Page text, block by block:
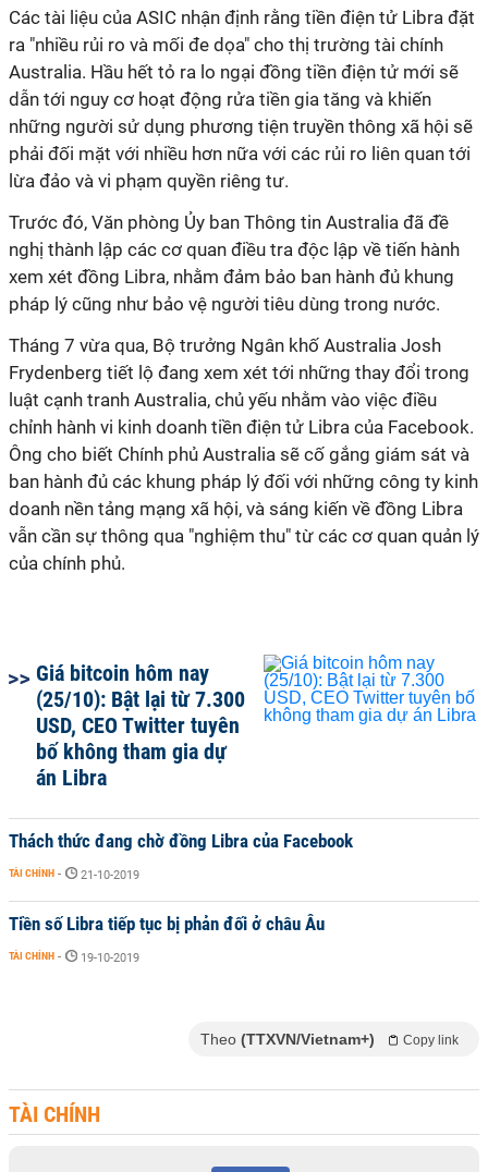
Các tài liệu của ASIC nhận định rằng tiền điện tử Libra đặt
ra "nhiều rủi ro và mối đe dọa" cho thị trường tài chính
Australia. Hầu hết tỏ ra lo ngại đồng tiền điện tử mới sẽ
dẫn tới nguy cơ hoạt động rửa tiền gia tăng và khiến
những người sử dụng phương tiện truyền thông xã hội sẽ
phải đối mặt với nhiều hơn nữa với các rủi ro liên quan tới
lừa đảo và vi phạm quyền riêng tư.
Trước đó, Văn phòng Ủy ban Thông tin Australia đã đề
nghị thành lập các cơ quan điều tra độc lập về tiến hành
xem xét đồng Libra, nhằm đảm bảo ban hành đủ khung
pháp lý cũng như bảo vệ người tiêu dùng trong nước.
Tháng 7 vừa qua, Bộ trưởng Ngân khố Australia Josh
Frydenberg tiết lộ đang xem xét tới những thay đổi trong
luật cạnh tranh Australia, chủ yếu nhằm vào việc điều
chỉnh hành vi kinh doanh tiền điện tử Libra của Facebook.
Ông cho biết Chính phủ Australia sẽ cố gắng giám sát và
ban hành đủ các khung pháp lý đối với những công ty kinh
doanh nền tảng mạng xã hội, và sáng kiến về đồng Libra
vẫn cần sự thông qua "nghiệm thu" từ các cơ quan quản lý
của chính phủ.
Giá bitcoin hôm nay
(25/10): Bật lại từ 7.300
USD, CEO Twitter tuyên
bố không tham gia dự
án Libra
Thách thức đang chờ đồng Libra của Facebook
TÀI CHÍNH - 21-10-2019
Tiền số Libra tiếp tục bị phản đối ở châu Âu
TÀI CHÍNH - 19-10-2019
Theo (TTXVN/Vietnam+) Copy link
TÀI CHÍNH